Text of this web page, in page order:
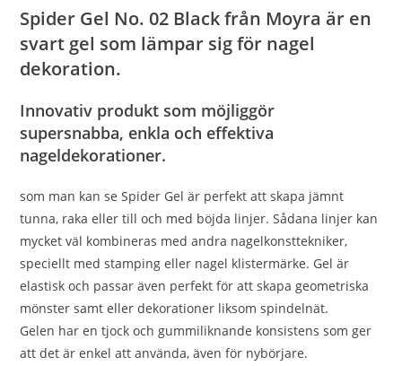
Spider Gel No. 02 Black från Moyra är en
svart gel som lämpar sig för nagel
dekoration.
Innovativ produkt som möjliggör
supersnabba, enkla och effektiva
nageldekorationer.
som man kan se Spider Gel är perfekt att skapa jämnt
tunna, raka eller till och med böjda linjer. Sådana linjer kan
mycket väl kombineras med andra nagelkonsttekniker,
speciellt med stamping eller nagel klistermärke. Gel är
elastisk och passar även perfekt för att skapa geometriska
mönster samt eller dekorationer liksom spindelnät.
Gelen har en tjock och gummiliknande konsistens som ger
att det är enkel att använda, även för nybörjare.